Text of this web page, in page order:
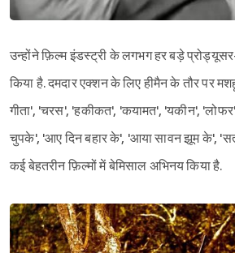
उन्होंने फ़िल्म इंडस्ट्री के लगभग हर बड़े
किया है. दमदार एक्शन के लिए हीमैन के तौर पर
गीता', 'चरस', 'हकीकत', 'कयामत', 'यकीन',
चुपके', 'आए दिन बहार के', 'आया सावन झूम के',
कई बेहतरीन फ़िल्मों में बेमिसाल अभिनय किया है.